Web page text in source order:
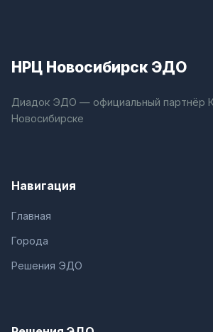
НРЦ Новосибирск ЭДО
Диадок ЭДО — официальный партнёр
Новосибирске
Навигация
Главная
Города
Решения ЭДО